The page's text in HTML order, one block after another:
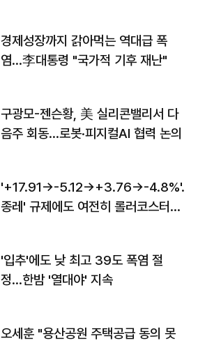
경제성장까지 갉아먹는 역대급 폭
염…李대통령 "국가적 기후 재난"
구광모-젠슨황, 美 실리콘밸리서 다
음주 회동…로봇·피지컬AI 협력 논의
'+17.91→-5.12→+3.76→-4.8%'…'
종레' 규제에도 여전히 롤러코스터
'입추'에도 낮 최고 39도 폭염 절
정…한밤 '열대야' 지속
오세훈 "용산공원 주택공급 동의 못